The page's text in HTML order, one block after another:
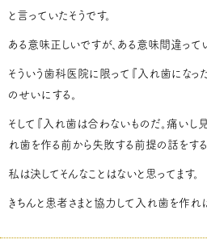
と言っていたそうです。
ある意味正しいですが、ある意味間違ってい
そういう歯科医院に限って『入れ歯になっ
のせいにする。
そして『入れ歯は合わないものだ。痛いし
れ歯を作る前から失敗する前提の話をする。
私は決してそんなことはないと思ってます。
きちんと患者さまと協力して入れ歯を作れ